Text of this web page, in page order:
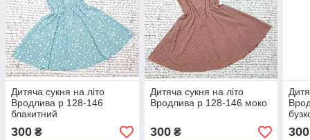
Дитяча сукня на літо
Вродлива р 128-146
блакитний
300 ₴
Дитяча сукня на літо
Вродлива р 128-146 моко
300₴ 300